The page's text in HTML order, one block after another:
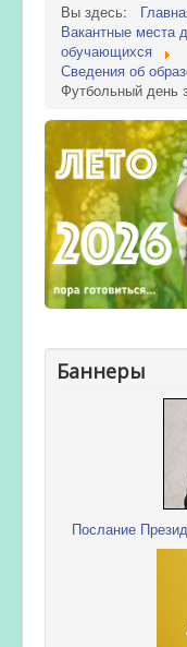
Вы здесь:
Вакантные места
обучающихся
Сведения об
Футбольный день
Баннеры
Послание